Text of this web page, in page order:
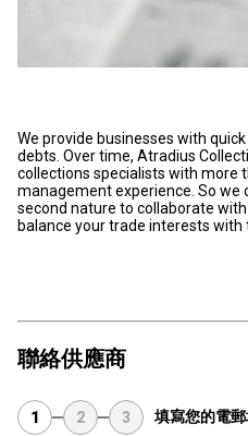
We provide businesses with
debts. Over time, Atradius
collections specialists with more
management experience. So we
second nature to collaborate
balance your trade interests with
聯絡供應商
1 2 3 填寫您的電